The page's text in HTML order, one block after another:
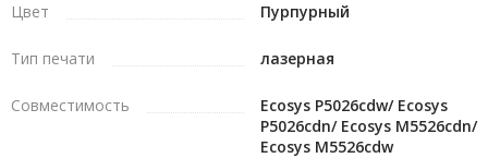
Цвет Пурпурный
Тип печати лазерная
Совместимость
Ecosys P5026cdw/ Ecosys
P5026cdn/ Ecosys M5526cdn/
Ecosys M5526cdw